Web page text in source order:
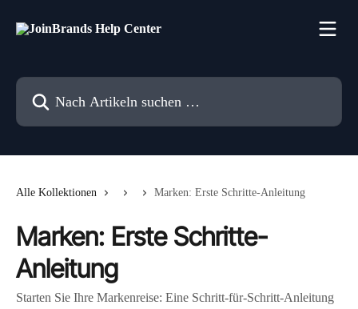
Nach Artikeln suchen …
Alle Kollektionen Marken: Erste Schritte-Anleitung
Marken: Erste Schritte-
Anleitung
Starten Sie Ihre Markenreise: Eine Schritt-für-Schritt-Anleitung